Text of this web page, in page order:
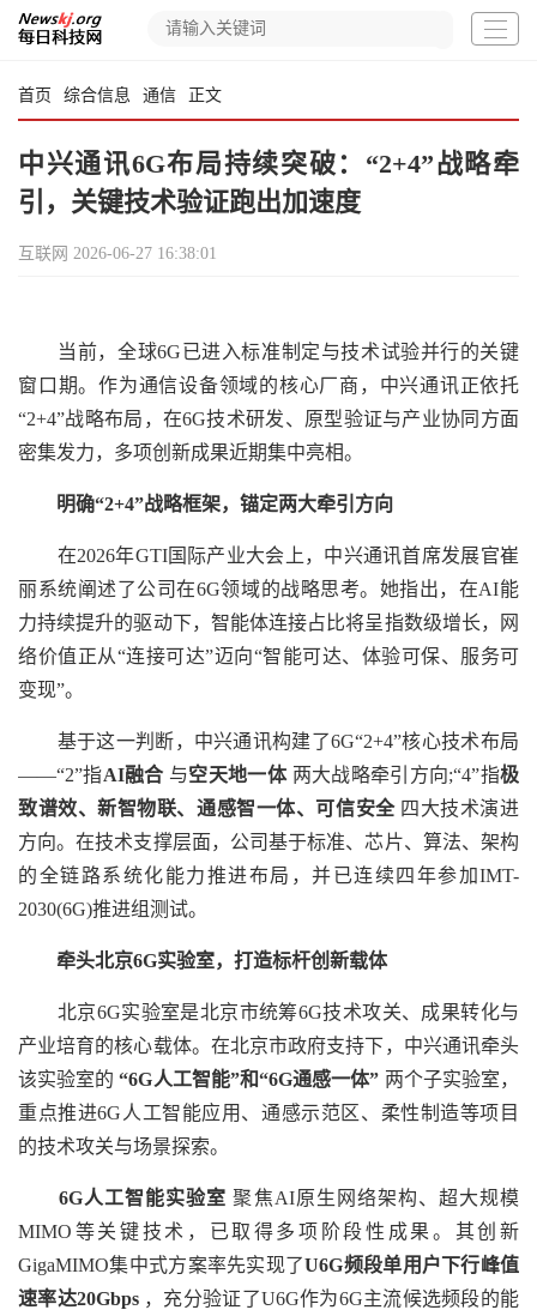
首页 综合信息 通信 正文
中兴通讯6G布局持续突破：“2+4”战略牵
引，关键技术验证跑出加速度
互联网 2026-06-27 16:38:01
当前，全球6G已进入标准制定与技术试验并行的关键
窗口期。作为通信设备领域的核心厂商，中兴通讯正依托
“2+4”战略布局，在6G技术研发、原型验证与产业协同方面
密集发力，多项创新成果近期集中亮相。
明确“2+4”战略框架，锚定两大牵引方向
在2026年GTI国际产业大会上，中兴通讯首席发展官崔
丽系统阐述了公司在6G领域的战略思考。她指出，在AI能
力持续提升的驱动下，智能体连接占比将呈指数级增长，网
络价值正从“连接可达”迈向“智能可达、体验可保、服务可
变现”。
基于这一判断，中兴通讯构建了6G“2+4”核心技术布局
——“2”指AI融合 与空天地一体两大战略牵引方向;“4”指极
致谱效、新智物联、通感智一体、可信安全四大技术演进
方向。在技术支撑层面，公司基于标准、芯片、算法、架构
的全链路系统化能力推进布局，并已连续四年参加IMT-
2030(6G)推进组测试。
牵头北京6G实验室，打造标杆创新载体
北京6G实验室是北京市统筹6G技术攻关、成果转化与
产业培育的核心载体。在北京市政府支持下，中兴通讯牵头
该实验室的“6G人工智能”和“6G通感一体” 两个子实验室，
重点推进6G人工智能应用、通感示范区、柔性制造等项目
的技术攻关与场景探索。
6G人工智能实验室 聚焦AI原生网络架构、超大规模
MIMO等关键技术，已取得多项阶段性成果。其创新
GigaMIMO集中式方案率先实现了U6G频段单用户下行峰值
速率达20Gbps，充分验证了U6G作为6G主流候选频段的能